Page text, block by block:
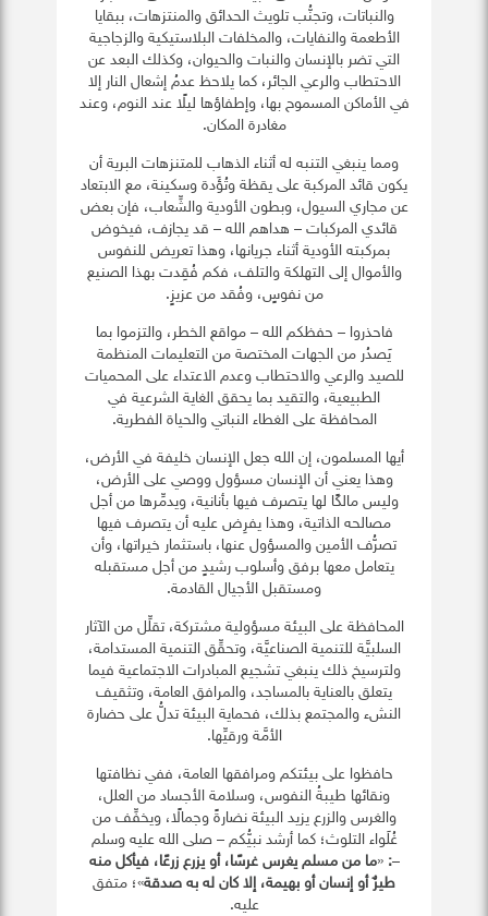
والنباتات، وتجنُّب تلويث الحدائق والمنتزهات، ببقايا
الأطعمة والنفايات، والمخلفات البلاستيكية والزجاجية
التي تضر بالإنسان والنبات والحيوان، وكذلك البعد عن
الاحتطاب والرعي الجائر، كما يلاحظ عدمُ إشعال النار إلا
في الأماكن المسموح بها، وإطفاؤها ليلًا عند النوم، وعند
مغادرة المكان.
ومما ينبغي التنبه له أثناء الذهاب للمتنزهات البرية أن
يكون قائد المركبة على يقظة وتُؤَدة وسكينة، مع الابتعاد
عن مجاري السيول، وبطون الأودية والشِّعاب، فإن بعض
قائدي المركبات – هداهم الله – قد يجازف، فيخوض
بمركبته الأودية أثناء جريانها، وهذا تعريض للنفوس
والأموال إلى التهلكة والتلف، فكم فُقِدت بهذا الصنيع
من نفوسٍ، وفُقد من عزيزٍ.
فاحذروا – حفظكم الله – مواقع الخطر، والتزموا بما
يَصدُر من الجهات المختصة من التعليمات المنظمة
للصيد والرعي والاحتطاب وعدم الاعتداء على المحميات
الطبيعية، والتقيد بما يحقق الغاية الشرعية في
المحافظة على الغطاء النباتي والحياة الفطرية.
أيها المسلمون، إن الله جعل الإنسان خليفة في الأرض،
وهذا يعني أن الإنسان مسؤول ووصي على الأرض،
وليس مالكًا لها يتصرف فيها بأنانية، ويدمِّرها من أجل
مصالحه الذاتية، وهذا يفرِض عليه أن يتصرف فيها
تصرُّف الأمين والمسؤول عنها، باستثمار خيراتها، وأن
يتعامل معها برفق وأسلوب رشيدٍ من أجل مستقبله
ومستقبل الأجيال القادمة.
المحافظة على البيئة مسؤولية مشتركة، تقلِّل من الآثار
السلبيَّة للتنمية الصناعيَّة، وتحقِّق التنمية المستدامة،
ولترسيخ ذلك ينبغي تشجيع المبادرات الاجتماعية فيما
يتعلق بالعناية بالمساجد، والمرافق العامة، وتثقيف
النشء والمجتمع بذلك، فحماية البيئة تدلُّ على حضارة
الأمَّة ورقيِّها.
حافظوا على بيئتكم ومرافقها العامة، ففي نظافتها
ونقائها طيبةُ النفوس، وسلامة الأجساد من العلل،
والغرس والزرع يزيد البيئة نضارةً وجمالًا، ويخفِّف من
غُلَواء التلوث؛ كما أرشد نبيُّكم – صلى الله عليه وسلم
–
:
«ما من مسلم يغرس غرسًا، أو يزرع زرعًا، فيأكل منه
طيرٌ أو إنسان أو بهيمة، إلا كان له به صدقة»؛ متفق
عليه.